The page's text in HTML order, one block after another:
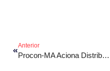
Anterior
Procon-MA Aciona Distribuidoras Por Reajuste De Combustíveis